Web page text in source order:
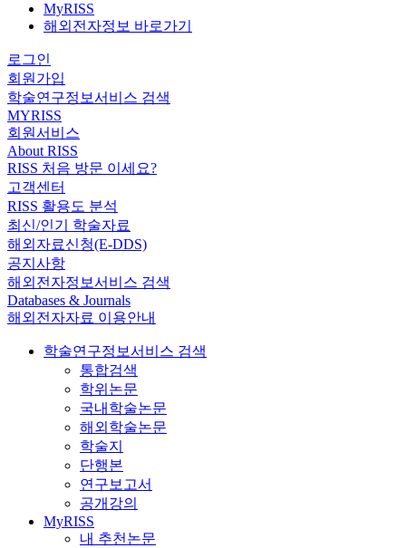
MyRISS
해외전자정보 바로가기
로그인
회원가입
학술연구정보서비스 검색
MYRISS
회원서비스
About RISS
RISS 처음 방문 이세요?
고객센터
RISS 활용도 분석
최신/인기 학술자료
해외자료신청(E-DDS)
공지사항
해외전자정보서비스 검색
Databases & Journals
해외전자자료 이용안내
학술연구정보서비스 검색
통합검색
학위논문
국내학술논문
해외학술논문
학술지
단행본
연구보고서
공개강의
MyRISS
내 추천논문